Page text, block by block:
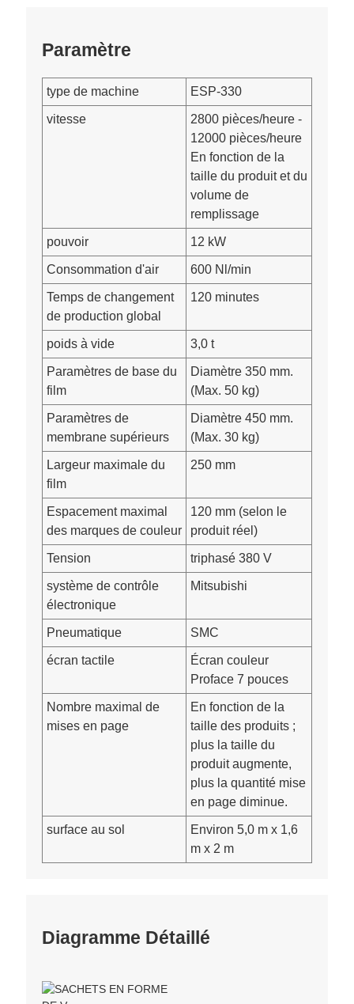
Paramètre
type de machine ESP-330
vitesse
2800 pièces/heure -
12000 pièces/heure
En fonction de la
taille du produit et du
volume de
remplissage
pouvoir 12 kW
Consommation d'air 600 Nl/min
Temps de changement
de production global
120 minutes
poids à vide 3,0 t
Paramètres de base du
film
Diamètre 350 mm.
(Max. 50 kg)
Paramètres de
membrane supérieurs
Diamètre 450 mm.
(Max. 30 kg)
Largeur maximale du
film
250 mm
Espacement maximal
des marques de couleur
120 mm (selon le
produit réel)
Tension triphasé 380 V
système de contrôle
électronique
Mitsubishi
Pneumatique SMC
écran tactile
Écran couleur
Proface 7 pouces
Nombre maximal de
mises en page
En fonction de la
taille des produits ;
plus la taille du
produit augmente,
plus la quantité mise
en page diminue.
surface au sol
Environ 5,0 m x 1,6
m x 2 m
Diagramme Détaillé